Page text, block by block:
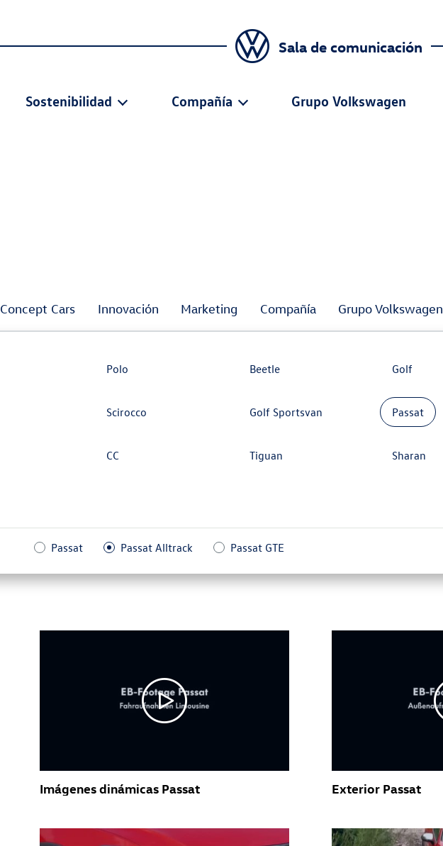
Sala de comunicación
Sostenibilidad Compañía Grupo Volkswagen
Concept Cars Innovación Marketing Compañía Grupo Volkswagen
Polo Beetle Golf
Scirocco Golf Sportsvan Passat
CC Tiguan Sharan
Passat Passat Alltrack Passat GTE
Imágenes dinámicas Passat Exterior Passat